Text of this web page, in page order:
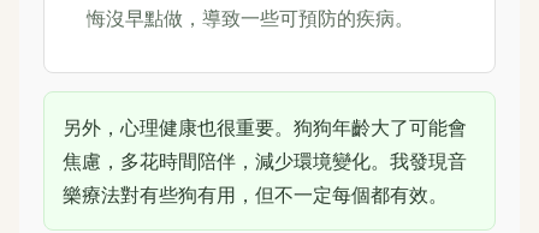
悔沒早點做，導致一些可預防的疾病。
另外，心理健康也很重要。狗狗年齡大了可能會
焦慮，多花時間陪伴，減少環境變化。我發現音
樂療法對有些狗有用，但不一定每個都有效。